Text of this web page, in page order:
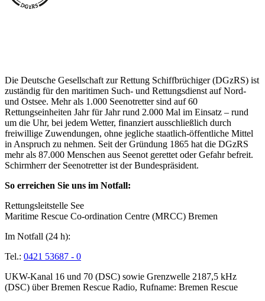
Die Deutsche Gesellschaft zur Rettung Schiffbrüchiger (DGzRS) ist
zuständig für den maritimen Such- und Rettungsdienst auf Nord-
und Ostsee. Mehr als 1.000 Seenotretter sind auf 60
Rettungseinheiten Jahr für Jahr rund 2.000 Mal im Einsatz – rund
um die Uhr, bei jedem Wetter, finanziert ausschließlich durch
freiwillige Zuwendungen, ohne jegliche staatlich-öffentliche Mittel
in Anspruch zu nehmen. Seit der Gründung 1865 hat die DGzRS
mehr als 87.000 Menschen aus Seenot gerettet oder Gefahr befreit.
Schirmherr der Seenotretter ist der Bundespräsident.
So erreichen Sie uns im Notfall:
Rettungsleitstelle See
Maritime Rescue Co-ordination Centre (MRCC) Bremen
Im Notfall (24 h):
Tel.: 0421 53687 - 0
UKW-Kanal 16 und 70 (DSC) sowie Grenzwelle 2187,5 kHz
(DSC) über Bremen Rescue Radio, Rufname: Bremen Rescue